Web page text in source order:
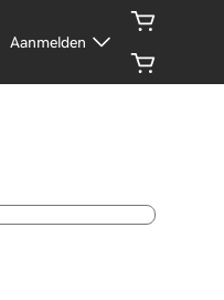
Aanmelden